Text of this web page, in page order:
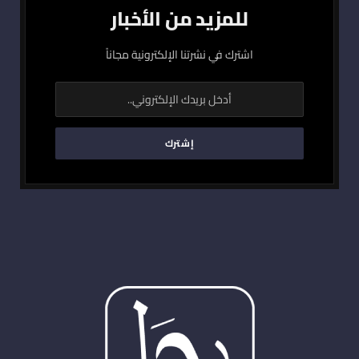
للمزيد من الأخبار
اشترك في نشرتنا الإلكترونية مجاناً